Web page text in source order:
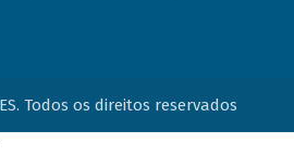
Todos os direitos reservados